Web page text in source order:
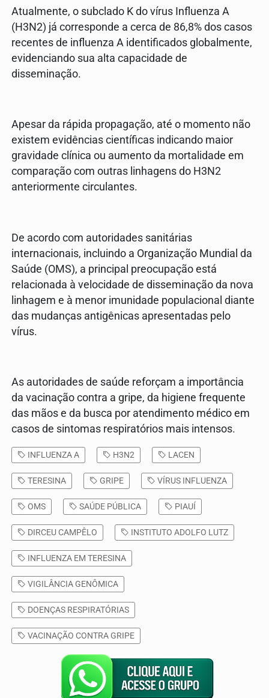
Atualmente, o subclado K do vírus Influenza A
(H3N2) já corresponde a cerca de 86,8% dos casos
recentes de influenza A identificados globalmente,
evidenciando sua alta capacidade de
disseminação.
Apesar da rápida propagação, até o momento não
existem evidências científicas indicando maior
gravidade clínica ou aumento da mortalidade em
comparação com outras linhagens do H3N2
anteriormente circulantes.
De acordo com autoridades sanitárias
internacionais, incluindo a Organização Mundial da
Saúde (OMS), a principal preocupação está
relacionada à velocidade de disseminação da nova
linhagem e à menor imunidade populacional diante
das mudanças antigênicas apresentadas pelo
vírus.
As autoridades de saúde reforçam a importância
da vacinação contra a gripe, da higiene frequente
das mãos e da busca por atendimento médico em
casos de sintomas respiratórios mais intensos.
INFLUENZA A H3N2 LACEN
TERESINA GRIPE VÍRUS INFLUENZA
OMS SAÚDE PÚBLICA PIAUÍ
DIRCEU CAMPÊLO INSTITUTO ADOLFO LUTZ
INFLUENZA EM TERESINA
VIGILÂNCIA GENÔMICA
DOENÇAS RESPIRATÓRIAS
VACINAÇÃO CONTRA GRIPE